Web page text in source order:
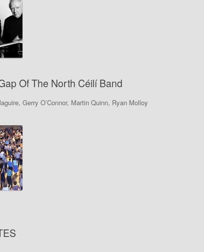
Of The North Céilí Band
Gerry O’Connor, Martin Quinn, Ryan Molloy